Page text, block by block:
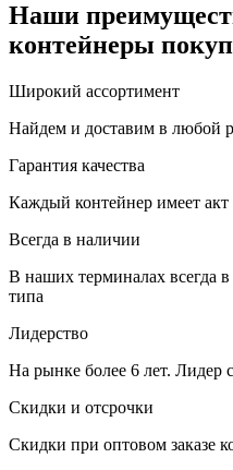
Наши
контейнеры
Широкий ассортимент
Найдем и доставим в любой
Гарантия качества
Каждый контейнер имеет акт
Всегда в наличии
В наших терминалах всегда
типа
Лидерство
На рынке более 6 лет. Лидер
Скидки и отсрочки
Скидки при оптовом заказе